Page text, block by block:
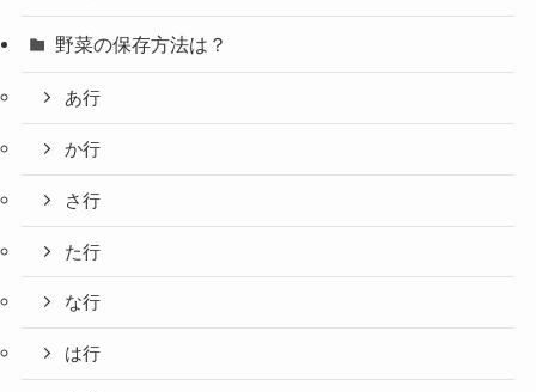
野菜の保存方法は？
あ行
か行
さ行
た行
な行
は行